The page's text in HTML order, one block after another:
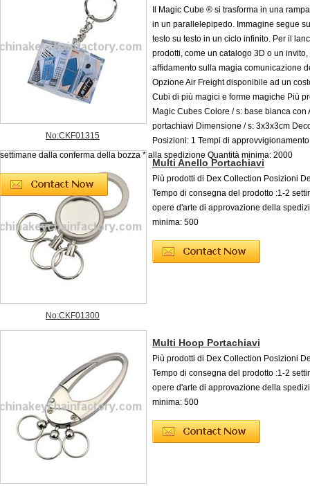
No:CKF01315
Il Magic Cube ® si trasforma in una
in un parallelepipedo. Immagine segue
testo su testo in un ciclo infinito. Per il
prodotti, come un catalogo 3D o un
affidamento sulla magia comunicazione
Opzione Air Freight disponibile ad un
Cubi di più magici e forme magiche Più
Magic Cubes Colore / s: base bianca con
portachiavi Dimensione / s: 3x3x3cm
Posizioni: 1 Tempi di
settimane dalla conferma della bozza * alla spedizione Quantità minima: 2000
No:CKF01300
Multi Anello Portachiavi
Più prodotti di Dex Collection Posizioni
Tempo di consegna del prodotto :1-2
opere d'arte di approvazione della
minima: 500
Multi Hoop Portachiavi
Più prodotti di Dex Collection Posizioni
Tempo di consegna del prodotto :1-2
opere d'arte di approvazione della
minima: 500